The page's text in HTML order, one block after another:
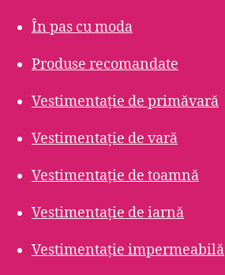
În pas cu moda
Produse recomandate
Vestimentație de primăvară
Vestimentație de vară
Vestimentație de toamnă
Vestimentație de iarnă
Vestimentație impermeabilă